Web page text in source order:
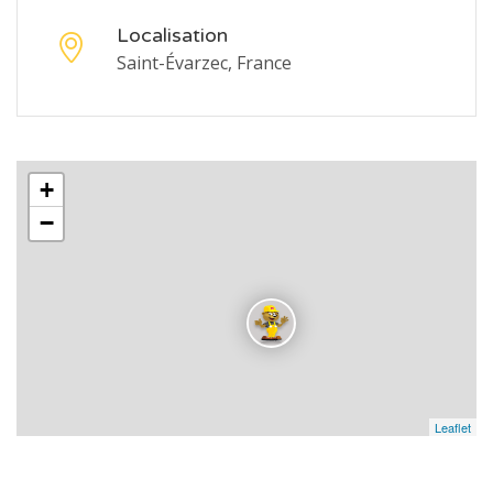
Localisation
Saint-Évarzec, France
+
−
Leaflet